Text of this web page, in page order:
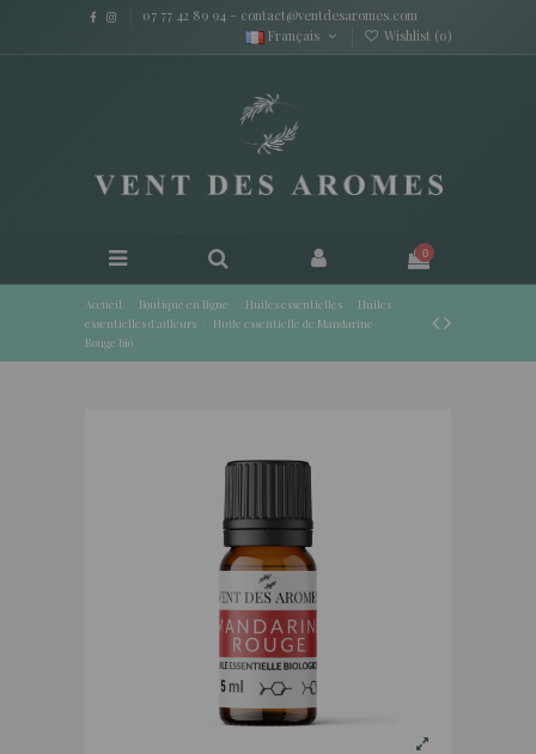
07 77 42 89 94 - contact@ventdesaromes.com
Français
Wishlist (0)
0
Accueil Boutique en ligne Huiles essentielles
Huiles
essentielles d'ailleurs
Huile essentielle de Mandarine
Rouge bio